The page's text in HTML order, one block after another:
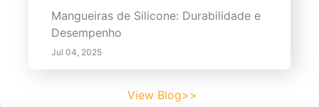
Mangueiras de Silicone: Durabilidade e
Desempenho
Jul 04, 2025
View Blog>>